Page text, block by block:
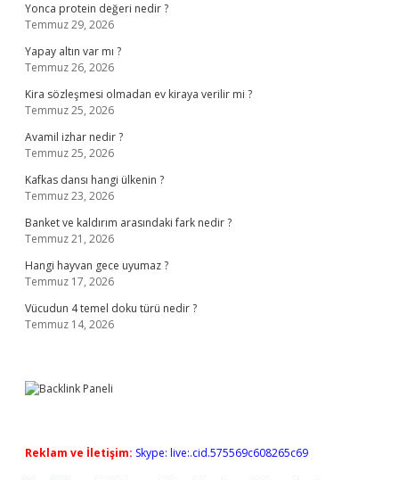
Yonca protein değeri nedir ?
Temmuz 29, 2026
Yapay altın var mı ?
Temmuz 26, 2026
Kira sözleşmesi olmadan ev kiraya verilir mi ?
Temmuz 25, 2026
Avamil izhar nedir ?
Temmuz 25, 2026
Kafkas dansı hangi ülkenin ?
Temmuz 23, 2026
Banket ve kaldırım arasındaki fark nedir ?
Temmuz 21, 2026
Hangi hayvan gece uyumaz ?
Temmuz 17, 2026
Vücudun 4 temel doku türü nedir ?
Temmuz 14, 2026
Reklam ve İletişim: Skype: live:.cid.575569c608265c69